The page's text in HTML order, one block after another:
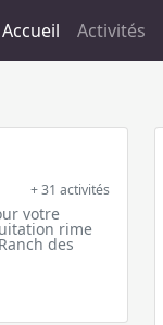
Accueil Activités
+ 31 activités
votre
rime
des